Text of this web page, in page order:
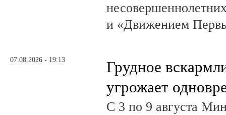
и «Движением
07.08.2026 - 19:13
Грудное
угрожает
С 3 по 9 августа